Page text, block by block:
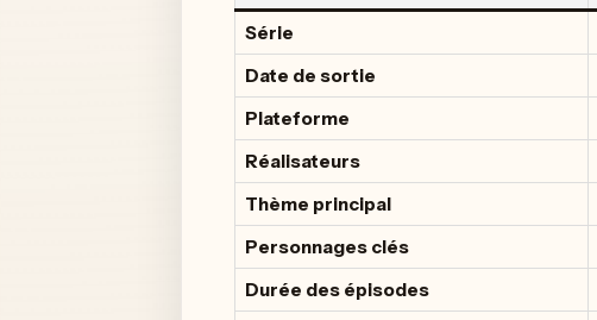
Série
Date de sortie
Plateforme
Réalisateurs
Thème principal
Personnages clés
Durée des épisodes